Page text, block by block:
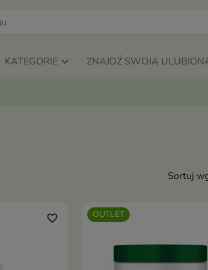
KATEGORIE ZNAJDŹ SWOJĄ
Sortuj
favorite_border OUTLET